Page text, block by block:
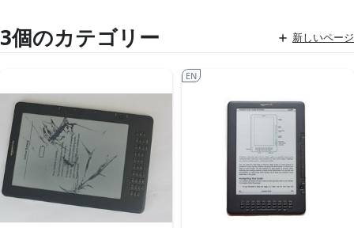
3個のカテゴリー 新しいページ
EN